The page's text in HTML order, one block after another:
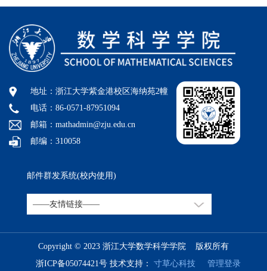
地址：浙江大学紫金港校区海纳苑2幢
电话：86-0571-87951094
邮箱：mathadmin@zju.edu.cn
邮编：310058
邮件群发系统(校内使用)
Copyright © 2023 浙江大学数学科学学院 版权所有
浙ICP备05074421号 技术支持： 寸草心科技 管理登录